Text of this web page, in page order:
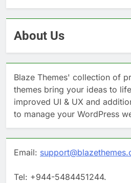
About Us
Blaze Themes' collection of
themes bring your ideas to
improved UI & UX and
to manage your WordPress
Email:
Tel: +944-5484451244.